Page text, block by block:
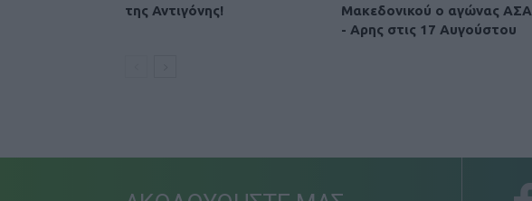
της Αντιγόνης!
Μακεδονικού ο αγώνας ΑΣΑ
- Αρης στις 17 Αυγούστου